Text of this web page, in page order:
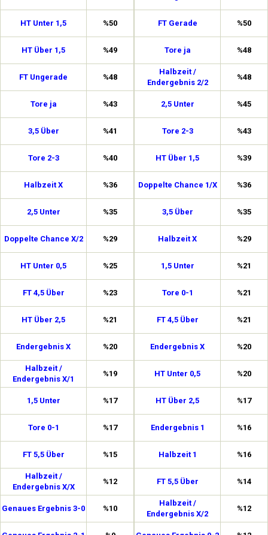
HT Unter 1,5 %50
HT Über 1,5 %49
FT Ungerade %48
Tore ja %43
3,5 Über %41
Tore 2-3 %40
Halbzeit X %36
2,5 Unter %35
Doppelte Chance X/2 %29
HT Unter 0,5 %25
FT 4,5 Über %23
HT Über 2,5 %21
Endergebnis X %20
Halbzeit /
Endergebnis X/1
%19
1,5 Unter %17
Tore 0-1 %17
FT 5,5 Über %15
Halbzeit /
Endergebnis X/X
%12
Genaues Ergebnis 3-0 %10
FT Gerade %50
Tore ja %48
Halbzeit /
Endergebnis 2/2
%48
2,5 Unter %45
Tore 2-3 %43
HT Über 1,5 %39
Doppelte Chance 1/X %36
3,5 Über %35
Halbzeit X %29
1,5 Unter %21
Tore 0-1 %21
FT 4,5 Über %21
Endergebnis X %20
HT Unter 0,5 %20
HT Über 2,5 %17
Endergebnis 1 %16
Halbzeit 1 %16
FT 5,5 Über %14
Halbzeit /
Endergebnis X/2
%12